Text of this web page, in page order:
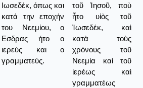
Ιωσεδέκ, όπως και
κατά την εποχήν
του Νεεμίου, ο
Εσδρας ήτο ο
ιερεύς και ο
γραμματεύς.
τοῦ Ἰησοῦ, ποὺ
ἦτο υἱὸς τοῦ
Ἰωσεδέκ, καὶ
κατὰ τοὺς
χρόνους τοῦ
Νεεμία καὶ τοῦ
ἱερέως καὶ
γραμματέως